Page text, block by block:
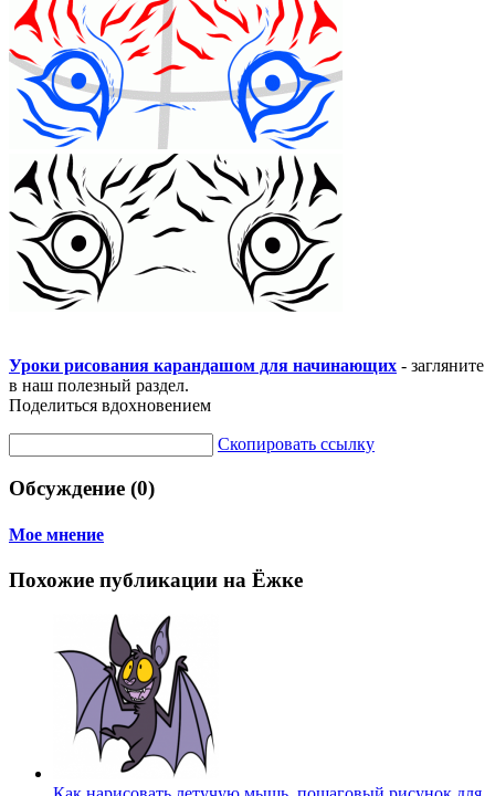
Уроки рисования карандашом для начинающих - загляните
в наш полезный раздел.
Поделиться вдохновением
Скопировать ссылку
Обсуждение (0)
Мое мнение
Похожие публикации на Ёжке